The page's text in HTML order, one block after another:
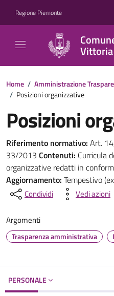
Regione Piemonte
Home / Amministrazione
/ Posizioni organizzative
Posizioni
Riferimento normativo: Art.
33/2013 Contenuti: Curricula
organizzative redatti in
Aggiornamento: Tempestivo
Condividi Vedi azioni
Argomenti
Trasparenza amministrativa
PERSONALE